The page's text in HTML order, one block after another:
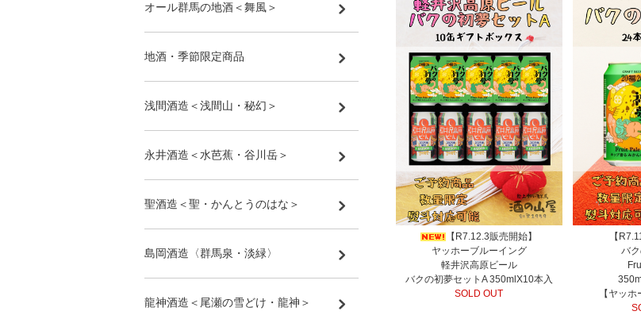
【R7.12.3販売開始】
ヤッホーブルーイング
軽井沢高原ビール
バクの初夢セットA 350mlX10本入
SOLD OUT
【
バ
【ヤッ
オール群馬の地酒＜舞風＞
地酒・季節限定商品
浅間酒造＜浅間山・秘幻＞
永井酒造＜水芭蕉・谷川岳＞
聖酒造＜聖・かんとうのはな＞
島岡酒造〈群馬泉・淡緑〉
龍神酒造＜尾瀬の雪どけ・龍神＞